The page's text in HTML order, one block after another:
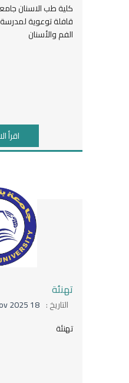
كلية طب الاسنان
قافلة توعوية
الفم والأسنان
اقرأ
تهنئة
التاريخ : 18 Nov 2025
تهنئة